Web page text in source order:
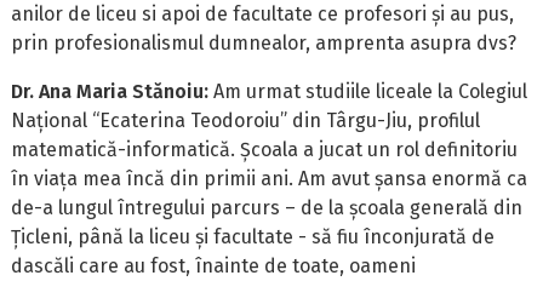
anilor de liceu si apoi de facultate ce profesori și au pus,
prin profesionalismul dumnealor, amprenta asupra dvs?
Dr. Ana Maria Stănoiu: Am urmat studiile liceale la Colegiul
Național “Ecaterina Teodoroiu” din Târgu-Jiu, profilul
matematică-informatică. Școala a jucat un rol definitoriu
în viața mea încă din primii ani. Am avut șansa enormă ca
de-a lungul întregului parcurs – de la școala generală din
Țicleni, până la liceu și facultate - să fiu înconjurată de
dascăli care au fost, înainte de toate, oameni